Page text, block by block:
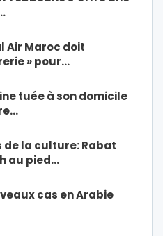
Air Maroc doit
» pour…
tuée à son domicile
la culture: Rabat
au pied…
cas en Arabie